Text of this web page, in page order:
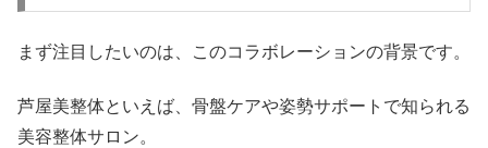
まず注目したいのは、このコラボレーションの背景です。
芦屋美整体といえば、骨盤ケアや姿勢サポートで知られる
美容整体サロン。